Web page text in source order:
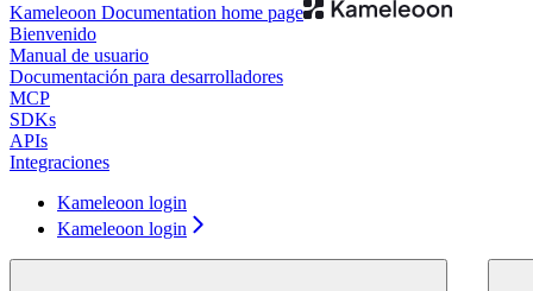
Kameleoon Documentation home page
Bienvenido
Manual de usuario
Documentación para desarrolladores
MCP
SDKs
APIs
Integraciones
Kameleoon login
Kameleoon login